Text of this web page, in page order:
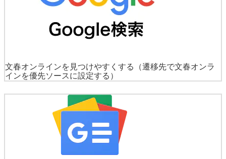
文春オンラインを見つけやすくする
（遷移先で文春オンラ
インを優先ソースに設定する）